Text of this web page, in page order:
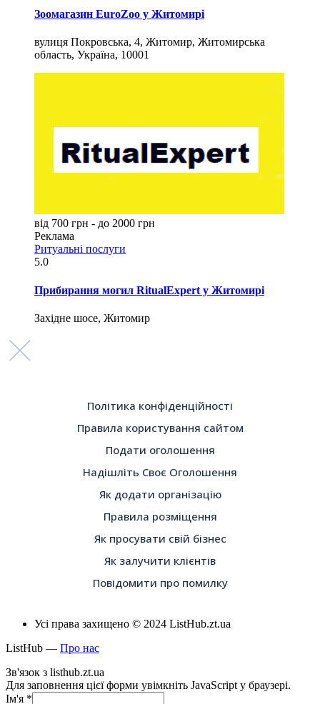
Зоомагазин EuroZoo у Житомирі
вулиця Покровська, 4, Житомир, Житомирська
область, Україна, 10001
від 700 грн - до 2000 грн
Реклама
Ритуальні послуги
5.0
Прибирання могил RitualExpert у Житомирі
Західне шосе, Житомир
Політика конфіденційності
Правила користування сайтом
Подати оголошення
Надішліть Своє Оголошення
Як додати організацію
Правила розміщення
Як просувати свій бізнес
Як залучити клієнтів
Повідомити про помилку
Усі права захищено © 2024 ListHub.zt.ua
ListHub — Про нас
Зв'язок з listhub.zt.ua
Для заповнення цієї форми увімкніть JavaScript у браузері.
Ім'я *